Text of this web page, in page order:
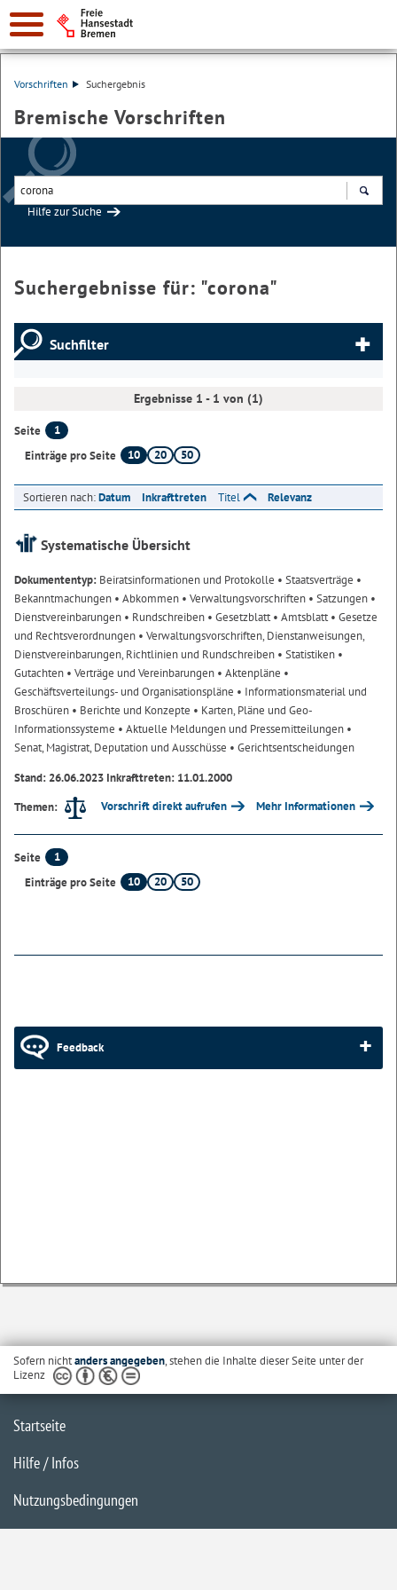
Vorschriften Suchergebnis
Bremische Vorschriften
Hilfe zur Suche
Suchergebnisse für: "corona"
Suchfilter
Ergebnisse 1 - 1 von (1)
Seite
1
Einträge pro Seite
10 20 50
Sortieren nach:Datum Inkrafttreten Titel Relevanz
Systematische Übersicht
Dokumententyp: Beiratsinformationen und Protokolle • Staatsverträge •
Bekanntmachungen • Abkommen • Verwaltungsvorschriften • Satzungen •
Dienstvereinbarungen • Rundschreiben • Gesetzblatt• Amtsblatt• Gesetze
und Rechtsverordnungen • Verwaltungsvorschriften, Dienstanweisungen,
Dienstvereinbarungen, Richtlinien und Rundschreiben • Statistiken •
Gutachten • Verträge und Vereinbarungen • Aktenpläne •
Geschäftsverteilungs- und Organisationspläne • Informationsmaterial und
Broschüren • Berichte und Konzepte • Karten, Pläne und Geo-
Informationssysteme • Aktuelle Meldungen und Pressemitteilungen •
Senat, Magistrat, Deputation und Ausschüsse • Gerichtsentscheidungen
Stand: 26.06.2023 Inkrafttreten: 11.01.2000
Themen:
Vorschrift direkt aufrufen Mehr Informationen
Seite
1
Einträge pro Seite
10 20 50
Feedback
Sofern nichtanders angegeben, stehen die Inhalte dieser Seite unter der
Lizenz
Startseite
Hilfe / Infos
Nutzungsbedingungen